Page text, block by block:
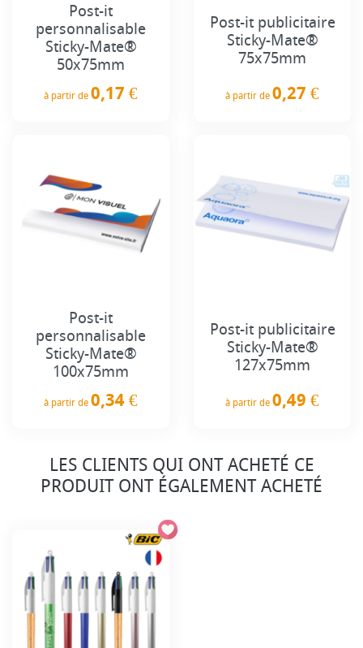
Post-it
personnalisable
Sticky-Mate®
50x75mm
à partir de 0,17 €
Post-it publicitaire
Sticky-Mate®
75x75mm
à partir de 0,27 €
Post-it
personnalisable
Sticky-Mate®
100x75mm
à partir de 0,34 €
Post-it publicitaire
Sticky-Mate®
127x75mm
à partir de 0,49 €
LES CLIENTS QUI ONT ACHETÉ CE
PRODUIT ONT ÉGALEMENT ACHETÉ